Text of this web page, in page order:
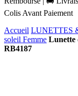
Colis Avant Paiement
Accueil LUNETTES
soleil Femme Lunette
RB4187